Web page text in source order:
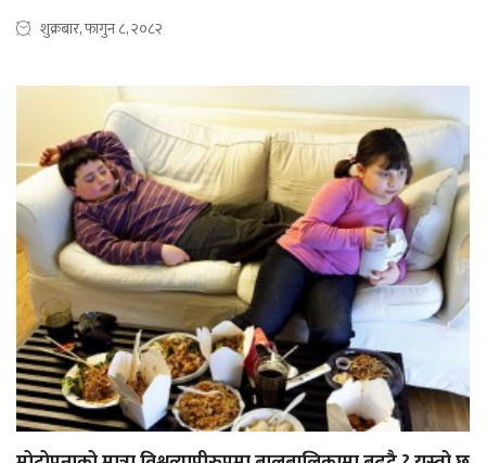
शुक्रबार, फागुन ८, २०८२